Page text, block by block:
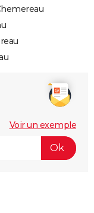
Voir un exemple